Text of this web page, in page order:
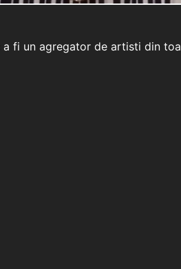
fi un agregator de artisti din